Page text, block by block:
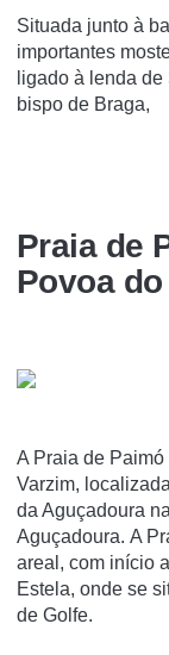
Situada junto à
importantes
ligado à lenda
bispo de Braga,
Praia de
Povoa
A Praia de
Varzim,
da Aguçadoura
Aguçadoura. A
areal, com início
Estela, onde se
de Golfe.